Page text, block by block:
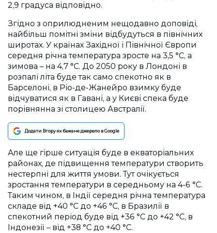
2,9 градуса відповідно.
Згідно з оприлюдненим нещодавно доповіді,
найбільш помітні зміни відбудуться в північних
широтах. У країнах Західної і Північної Європи
середня річна температура зросте на 3,5 °С, а
зимова – на 4,7 °С. До 2050 року в Лондоні в
розпалі літа буде так само спекотно як в
Барселоні, в Ріо-де-Жанейро взимку буде
відчуватися як в Гавані, а у Києві спека буде
порівнянна зі столицею Австралії.
Додати Вгору як бажане джерело в Google
Але ще гірше ситуація буде в екваторіальних
районах, де підвищення температури створить
нестерпні для життя умови. Тут очікується
зростання температури в середньому на 4-6 °С.
Таким чином, в Індії середня річна температура
складе від +40 °С до +46 °С, в Бразилії в
спекотний період буде від +36 °С до +42 °С, в
Індонезії – від +38 °С до +40 °С.